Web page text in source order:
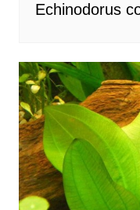
Echinodorus